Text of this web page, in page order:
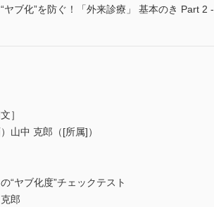
ブ化”を防ぐ！「外来診療」 基本のき Part 2 -
］
）山中 克郎（[所属]）
“ヤブ化度”チェックテスト
郎